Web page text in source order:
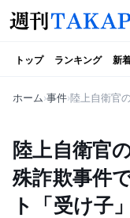
トップ ランキング 新
ホーム 事件
陸上自衛官
殊詐欺事件
ト「受け子